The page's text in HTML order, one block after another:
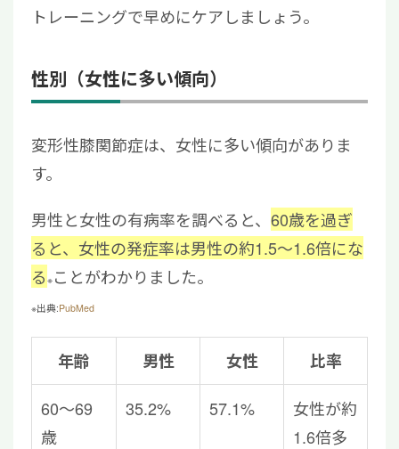
トレーニングで早めにケアしましょう。
性別（女性に多い傾向）
変形性膝関節症は、女性に多い傾向がありま
す。
男性と女性の有病率を調べると、 60歳を過ぎ
ると、女性の発症率は男性の約1.5〜1.6倍にな
る ※ ことがわかりました。
※出典:PubMed
年齢 男性 女性 比率
60～69
歳
35.2% 57.1%
女性が約
1.6倍多